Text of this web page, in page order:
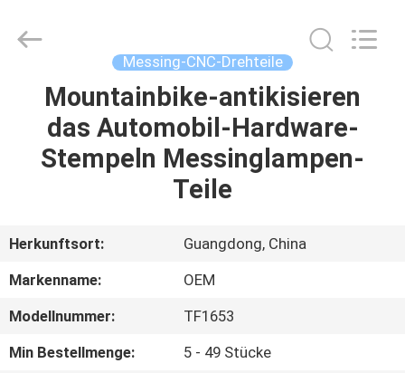
HAUSE
ÜBER
UNS
WERKSBESICHTIGUNG
Ltd..
Messing-CNC-Drehteile
Mountainbike-antikisieren
das Automobil-Hardware-
Stempeln Messinglampen-
Teile
Herkunftsort:
Guangdong, China
Markenname:
OEM
Modellnummer:
TF1653
Min Bestellmenge:
5 - 49 Stücke